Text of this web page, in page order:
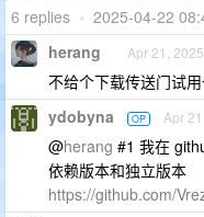
6 replies • 2025-04-22
herang Apr 21, 2025
不给个下载传送门试
ydobyna OP Apr
@herang #1 我在
依赖版本和独立版本
https://github.com/